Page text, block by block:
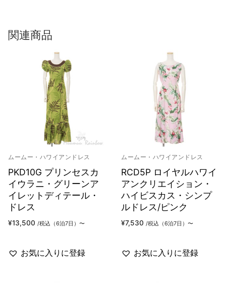
関連商品
ムームー・ハワイアンドレス
PKD10G プリンセスカ
イウラニ・グリーンア
イレットディテール・
ドレス
¥13,500 /税込（6泊7日）〜
お気に入りに登録
ムームー・ハワイアンドレス
RCD5P ロイヤルハワイ
アンクリエイション・
ハイビスカス・シンプ
ルドレス/ピンク
¥7,530 /税込（6泊7日）〜
お気に入りに登録